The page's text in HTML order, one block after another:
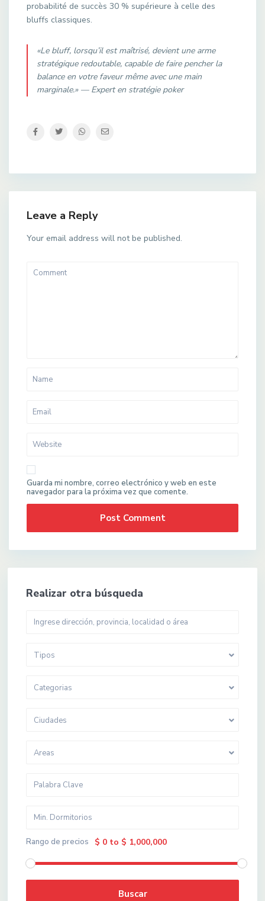
probabilité de succès 30 % supérieure à celle des
bluffs classiques.
«Le bluff, lorsqu’il est maîtrisé, devient une arme
stratégique redoutable, capable de faire pencher la
balance en votre faveur même avec une main
marginale.» — Expert en stratégie poker
Leave a Reply
Your email address will not be published.
Guarda mi nombre, correo electrónico y web en este
navegador para la próxima vez que comente.
Realizar otra búsqueda
Tipos
Categorias
Ciudades
Areas
Rango de precios $ 0 to $ 1,000,000
Buscar